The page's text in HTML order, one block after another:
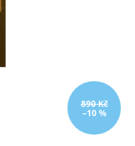
890 Kč
–10 %